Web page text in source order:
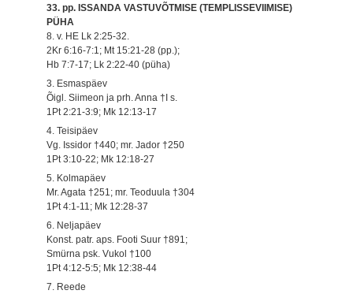
33. pp. ISSANDA VASTUVÕTMISE (TEMPLISSEVIIMISE)
PÜHA
8. v. HE Lk 2:25-32.
2Kr 6:16-7:1; Mt 15:21-28 (pp.);
Hb 7:7-17; Lk 2:22-40 (püha)
3. Esmaspäev
Õigl. Siimeon ja prh. Anna †I s.
1Pt 2:21-3:9; Mk 12:13-17
4. Teisipäev
Vg. Issidor †440; mr. Jador †250
1Pt 3:10-22; Mk 12:18-27
5. Kolmapäev
Mr. Agata †251; mr. Teoduula †304
1Pt 4:1-11; Mk 12:28-37
6. Neljapäev
Konst. patr. aps. Footi Suur †891;
Smürna psk. Vukol †100
1Pt 4:12-5:5; Mk 12:38-44
7. Reede